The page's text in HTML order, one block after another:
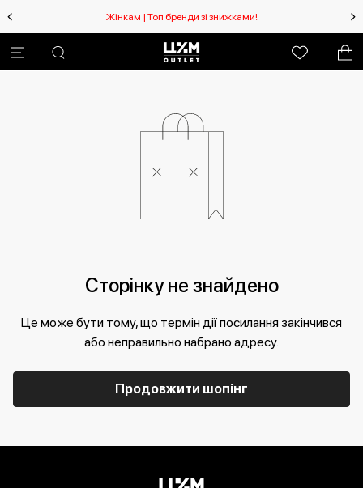
Жінкам | Топ бренди зі знижками!
Сторінку не знайдено
Це може бути тому, що термін дії посилання закінчився
або неправильно набрано адресу.
Продовжити шопінг